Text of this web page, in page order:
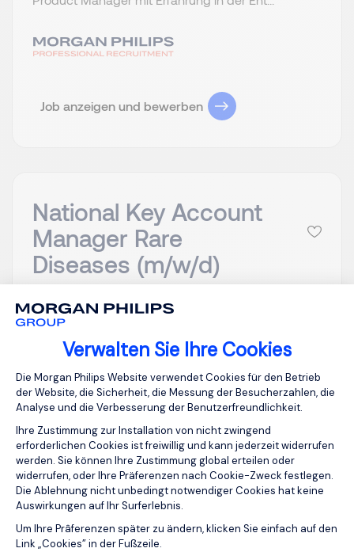
Verwalten Sie Ihre Cookies
Einwilligungsmanagementplattform:
Die Morgan Philips Website verwendet Cookies für den Betrieb
der Website, die Sicherheit, die Messung der Besucherzahlen, die
Analyse und die Verbesserung der Benutzerfreundlichkeit.
Ihre Zustimmung zur Installation von nicht zwingend
erforderlichen Cookies ist freiwillig und kann jederzeit widerrufen
werden. Sie können Ihre Zustimmung global erteilen oder
widerrufen, oder Ihre Präferenzen nach Cookie-Zweck festlegen.
Die Ablehnung nicht unbedingt notwendiger Cookies hat keine
Auswirkungen auf Ihr Surferlebnis.
Um Ihre Prâferenzen später zu ändern, klicken Sie einfach auf den
Link „Cookies” in der Fußzeile.
Axeptio consent
Job anzeigen und bewerben
National Key Account
Manager Rare
Diseases (m/w/d)
Home-Office /
Remote
Festanstellung
Veröffentlicht am :
Deutschland | Homeoffice | bundesweite
Pharmaunternehmen suchen wir einen erfahrenen
National Key Account Manager (m/w/d) mit
Schwerpunkt Rare Diseases . In dieser strategisch
ausgerichteten Rolle gestalten Sie den